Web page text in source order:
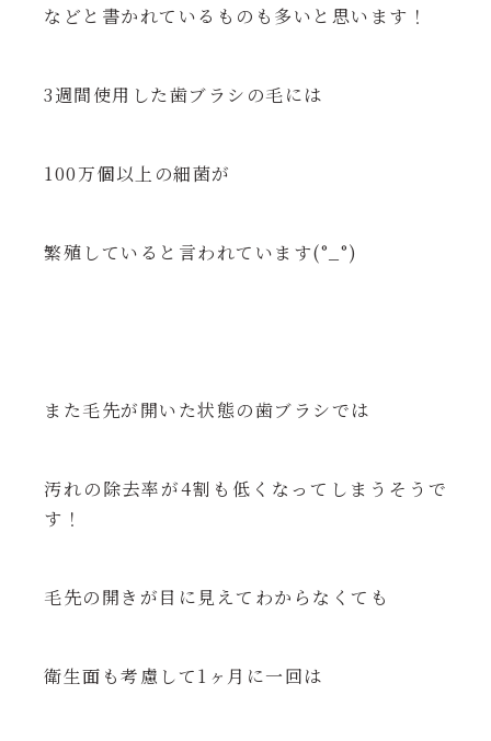
などと書かれているものも多いと思います！
3週間使用した歯ブラシの毛には
100万個以上の細菌が
繁殖していると言われています(°_°)
また毛先が開いた状態の歯ブラシでは
汚れの除去率が4割も低くなってしまうそうで
す！
毛先の開きが目に見えてわからなくても
衛生面も考慮して1ヶ月に一回は